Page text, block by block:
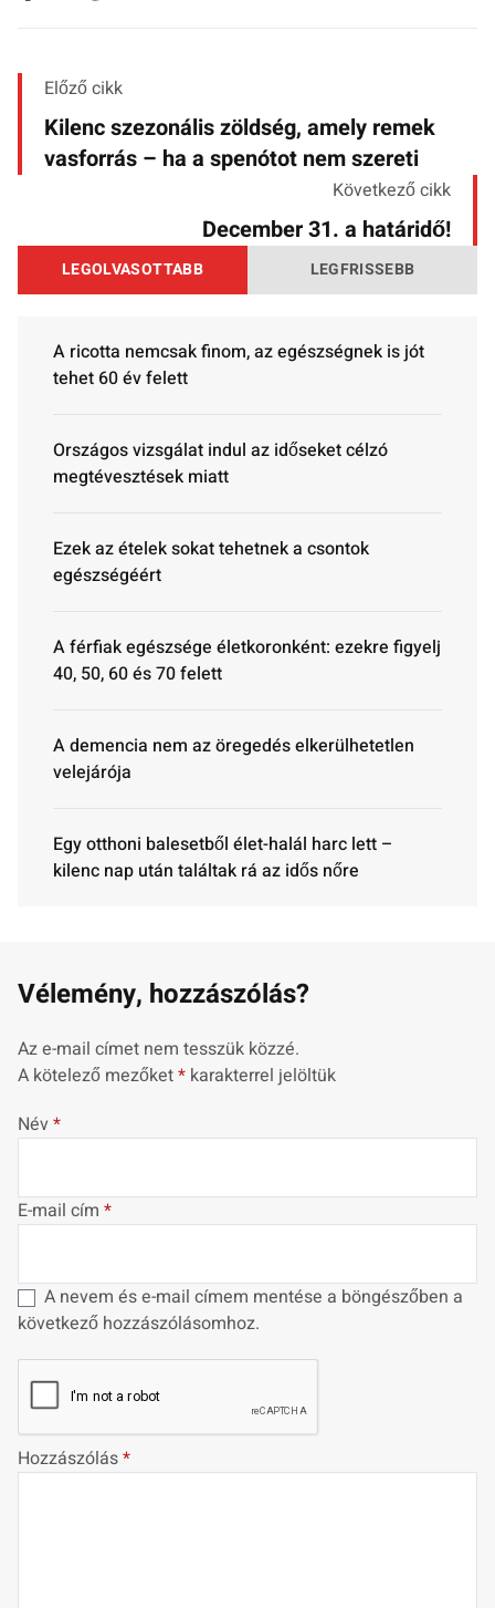
Előző cikk
Kilenc szezonális zöldség, amely remek
vasforrás – ha a spenótot nem szereti
Következő cikk
December 31. a határidő!
LEGOLVASOTTABB LEGFRISSEBB
A ricotta nemcsak finom, az egészségnek is jót
tehet 60 év felett
Országos vizsgálat indul az időseket célzó
megtévesztések miatt
Ezek az ételek sokat tehetnek a csontok
egészségéért
A férfiak egészsége életkoronként: ezekre figyelj
40, 50, 60 és 70 felett
A demencia nem az öregedés elkerülhetetlen
velejárója
Egy otthoni balesetből élet-halál harc lett –
kilenc nap után találtak rá az idős nőre
Vélemény, hozzászólás?
Az e-mail címet nem tesszük közzé.
A kötelező mezőket* karakterrel jelöltük
Név*
E-mail cím *
A nevem és e-mail címem mentése a böngészőben a
következő hozzászólásomhoz.
Hozzászólás*